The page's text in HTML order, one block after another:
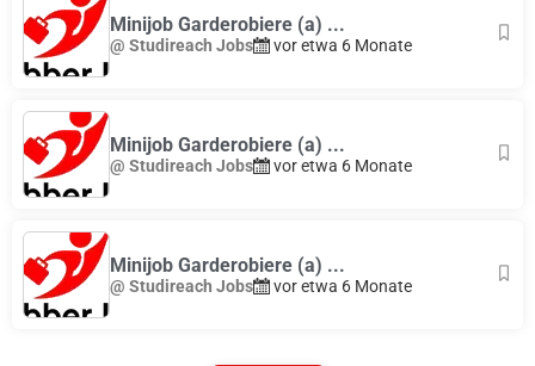
Minijob Garderobiere (a) ...
@ Studireach Jobs vor etwa 6 Monate
Minijob Garderobiere (a) ...
@ Studireach Jobs vor etwa 6 Monate
Minijob Garderobiere (a) ...
@ Studireach Jobs vor etwa 6 Monate